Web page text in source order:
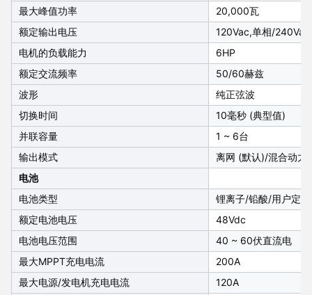
最大峰值功率
20,000瓦
额定输出电压
120Vac,单相/
电机的负载能力
6HP
额定交流频率
50/60赫兹
波形
纯正弦波
切换时间
10毫秒 (典型值)
并联容量
1 ~ 6台
输出模式
离网 (默认)/混合动力
电池
电池类型
锂离子/铅酸/用户定义
额定电池电压
48Vdc
电池电压范围
40 ~ 60伏直流电
最大MPPT充电电流
200A
最大电源/发电机充电电流
120A